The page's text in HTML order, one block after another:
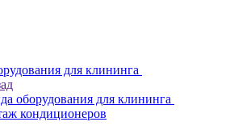
для клининга
оборудования для клининга
кондиционеров